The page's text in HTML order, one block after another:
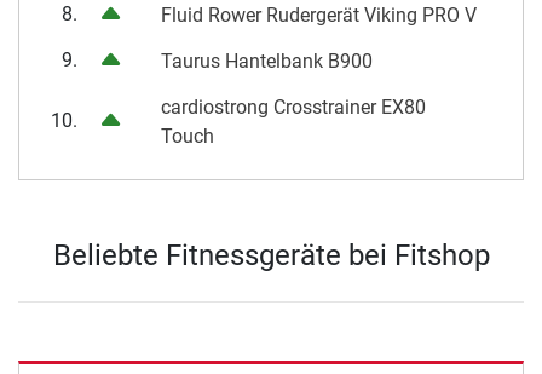
8.
Fluid Rower Rudergerät Viking PRO V
9.
Taurus Hantelbank B900
10.
cardiostrong Crosstrainer EX80
Touch
Beliebte Fitnessgeräte bei Fitshop